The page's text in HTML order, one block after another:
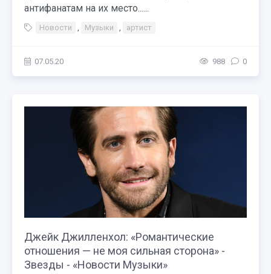
антифанатам на их место......
Новости , Музыки , артист
07.05.20 988 0
Джейк Джилленхол: «Романтические
отношения — не моя сильная сторона» -
Звезды - «Новости Музыки»